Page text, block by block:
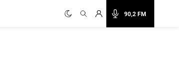
90,2 FM